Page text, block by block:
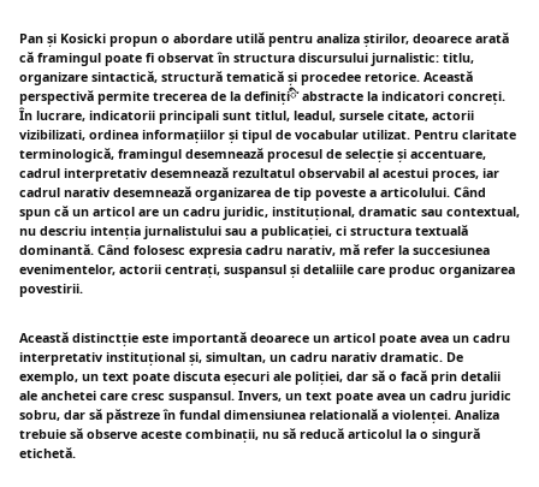
Pan și Kosicki propun o abordare utilă pentru analiza știrilor, deoarece arată
că framingul poate fi observat în structura discursului jurnalistic: titlu,
organizare sintactică, structură tematică și procedee retorice. Această
perspectivă permite trecerea de la definițiི་ abstracte la indicatori concreți.
În lucrare, indicatorii principali sunt titlul, leadul, sursele citate, actorii
vizibilizati, ordinea informațiilor și tipul de vocabular utilizat. Pentru claritate
terminologică, framingul desemnează procesul de selecție și accentuare,
cadrul interpretativ desemnează rezultatul observabil al acestui proces, iar
cadrul narativ desemnează organizarea de tip poveste a articolului. Când
spun că un articol are un cadru juridic, instituțional, dramatic sau contextual,
nu descriu intenția jurnalistului sau a publicației, ci structura textuală
dominantă. Când folosesc expresia cadru narativ, mă refer la succesiunea
evenimentelor, actorii centrați, suspansul și detaliile care produc organizarea
povestirii.
Această distinctție este importantă deoarece un articol poate avea un cadru
interpretativ instituțional și, simultan, un cadru narativ dramatic. De
exemplo, un text poate discuta eșecuri ale poliției, dar să o facă prin detalii
ale anchetei care cresc suspansul. Invers, un text poate avea un cadru juridic
sobru, dar să păstreze în fundal dimensiunea relatională a violenței. Analiza
trebuie să observe aceste combinații, nu să reducă articolul la o singură
etichetă.